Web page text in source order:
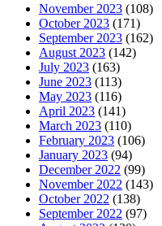
November 2023 (108)
October 2023 (171)
September 2023 (162)
August 2023 (142)
July 2023 (163)
June 2023 (113)
May 2023 (116)
April 2023 (141)
March 2023 (110)
February 2023 (106)
January 2023 (94)
December 2022 (99)
November 2022 (143)
October 2022 (138)
September 2022 (97)